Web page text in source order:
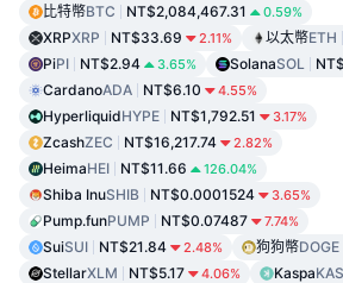
比特幣BTC NT$2,084,467.31 0.59%
XRPXRP NT$33.69 2.11% 以太幣ETH
PiPI NT$2.94 3.65% SolanaSOL
CardanoADA NT$6.10 4.55%
HyperliquidHYPE NT$1,792.51 3.17%
ZcashZEC NT$16,217.74 2.82%
HeimaHEI NT$11.66 126.04%
Shiba InuSHIB NT$0.0001524 3.65%
Pump.funPUMP NT$0.07487 7.74%
SuiSUI NT$21.84 2.48% 狗狗幣DOGE
StellarXLM NT$5.17 4.06% KaspaKAS